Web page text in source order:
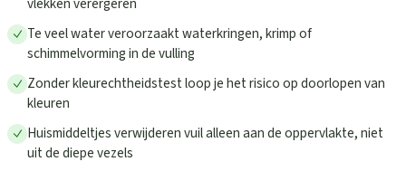
Te veel water veroorzaakt waterkringen, krimp of
schimmelvorming in de vulling
Zonder kleurechtheidstest loop je het risico op doorlopen van
kleuren
Huismiddeltjes verwijderen vuil alleen aan de oppervlakte, niet
uit de diepe vezels